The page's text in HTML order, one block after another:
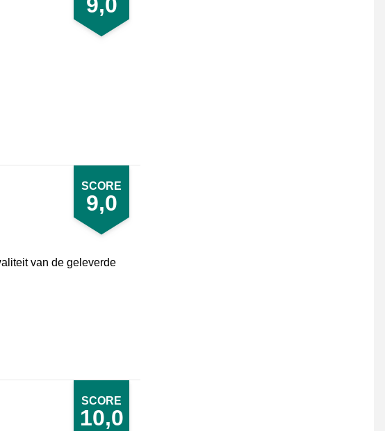
SCORE
9,0
van de geleverde
SCORE
10,0